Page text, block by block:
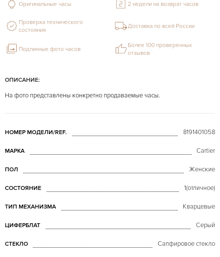
ОПИСАНИЕ:
На фото представлены конкретно продаваемые часы.
НОМЕР МОДЕЛИ/REF. 8191401058
МАРКА Cartier
ПОЛ Женские
СОСТОЯНИЕ 1(отличное)
ТИП МЕХАНИЗМА Кварцевые
ЦИФЕРБЛАТ Серый
СТЕКЛО Сапфировое стекло
Оригинальные часы 2 недели на возврат часов
Проверка технического
состояния
Доставка по всей России
Подлинные фото часов
Более 100 проверенных
отзывов